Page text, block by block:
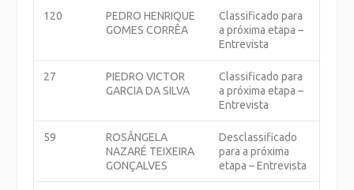
120
PEDRO HENRIQUE
GOMES CORRÊA
Classificado para
a próxima etapa –
Entrevista
27
PIEDRO VICTOR
GARCIA DA SILVA
Classificado para
a próxima etapa –
Entrevista
59
ROSÂNGELA
NAZARÉ TEIXEIRA
GONÇALVES
Desclassificado
para a próxima
etapa – Entrevista